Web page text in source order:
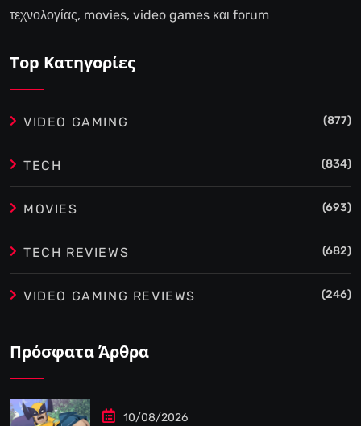
τεχνολογίας, movies, video games και forum
Top Κατηγορίες
VIDEO GAMING (877)
TECH (834)
MOVIES (693)
TECH REVIEWS (682)
VIDEO GAMING REVIEWS (246)
Πρόσφατα Άρθρα
10/08/2026